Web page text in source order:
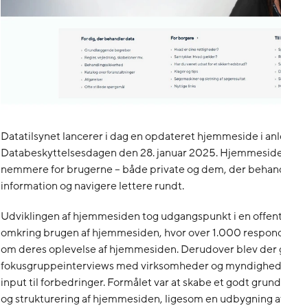
Datatilsynet lancerer i dag en opdateret hjemmeside i
Databeskyttelsesdagen den 28. januar 2025.
nemmere for brugerne – både private og dem, der
information og navigere lettere rundt.
Udviklingen af hjemmesiden tog udgangspunkt i en
omkring brugen af hjemmesiden, hvor over 1.000
om deres oplevelse af hjemmesiden. Derudover blev
fokusgruppeinterviews med virksomheder og
input til forbedringer. Formålet var at skabe et godt
og strukturering af hjemmesiden, ligesom en udbygning